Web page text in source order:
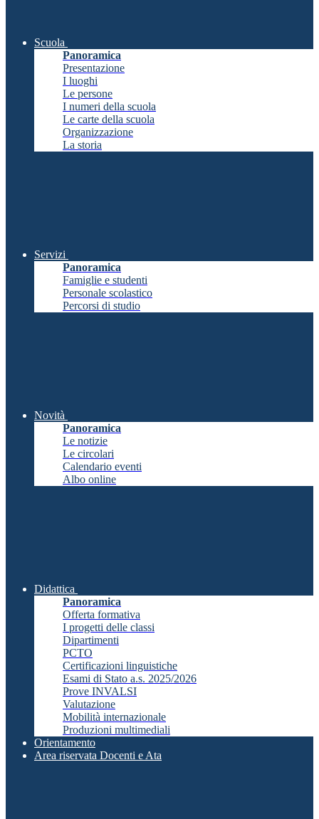
Scuola
Panoramica
Presentazione
I luoghi
Le persone
I numeri della scuola
Le carte della scuola
Organizzazione
La storia
Servizi
Panoramica
Famiglie e studenti
Personale scolastico
Percorsi di studio
Novità
Panoramica
Le notizie
Le circolari
Calendario eventi
Albo online
Didattica
Panoramica
Offerta formativa
I progetti delle classi
Dipartimenti
PCTO
Certificazioni linguistiche
Esami di Stato a.s. 2025/2026
Prove INVALSI
Valutazione
Mobilità internazionale
Produzioni multimediali
Orientamento
Area riservata Docenti e Ata